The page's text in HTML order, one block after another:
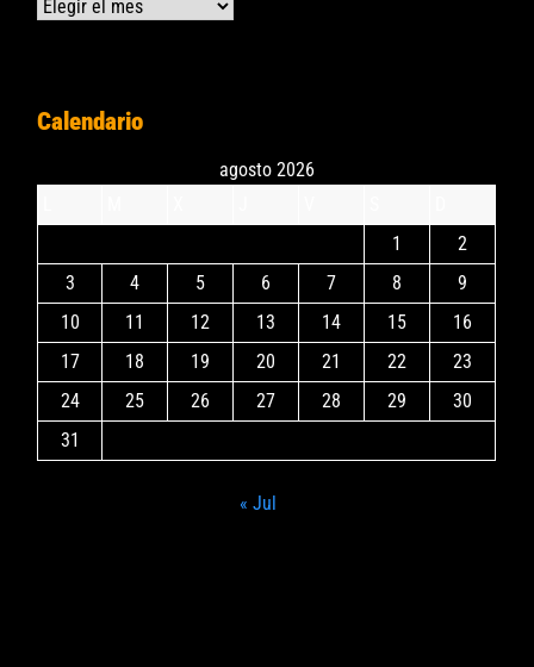
Archivos
Calendario
agosto 2026
1
2
3
4 5 6 7 8
9
10
11 12 13 14 15
16
17
18 19 20 21 22
23
24
25 26 27 28 29
30
31
« Jul